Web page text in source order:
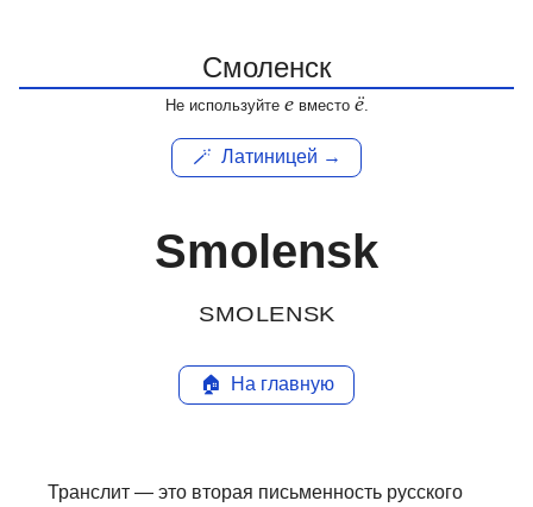
Не используйте евместо ё.
🪄 Латиницей →
Smolensk
SMOLENSK
🏠 На главную
Транслит — это вторая письменность русского